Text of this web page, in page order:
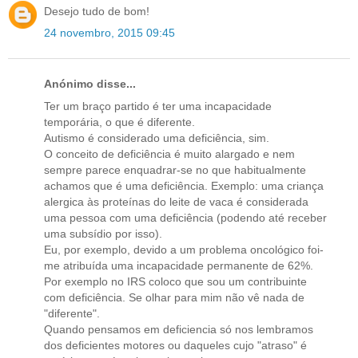
Desejo tudo de bom!
24 novembro, 2015 09:45
Anónimo disse...
Ter um braço partido é ter uma incapacidade
temporária, o que é diferente.
Autismo é considerado uma deficiência, sim.
O conceito de deficiência é muito alargado e nem
sempre parece enquadrar-se no que habitualmente
achamos que é uma deficiência. Exemplo: uma criança
alergica às proteínas do leite de vaca é considerada
uma pessoa com uma deficiência (podendo até receber
uma subsídio por isso).
Eu, por exemplo, devido a um problema oncológico foi-
me atribuída uma incapacidade permanente de 62%.
Por exemplo no IRS coloco que sou um contribuinte
com deficiência. Se olhar para mim não vê nada de
"diferente".
Quando pensamos em deficiencia só nos lembramos
dos deficientes motores ou daqueles cujo "atraso" é